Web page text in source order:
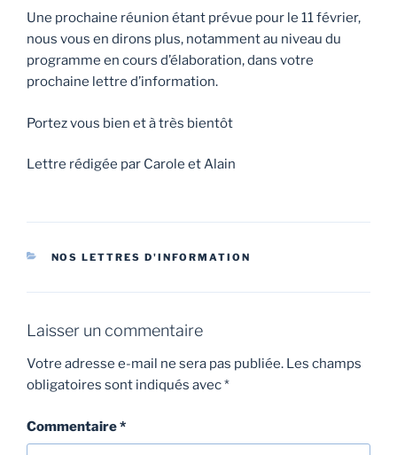
Une prochaine réunion étant prévue pour le 11 février,
nous vous en dirons plus, notamment au niveau du
programme en cours d’élaboration, dans votre
prochaine lettre d’information.
Portez vous bien et à très bientôt
Lettre rédigée par Carole et Alain
NOS LETTRES D'INFORMATION
Laisser un commentaire
Votre adresse e-mail ne sera pas publiée. Les champs
obligatoires sont indiqués avec*
Commentaire*